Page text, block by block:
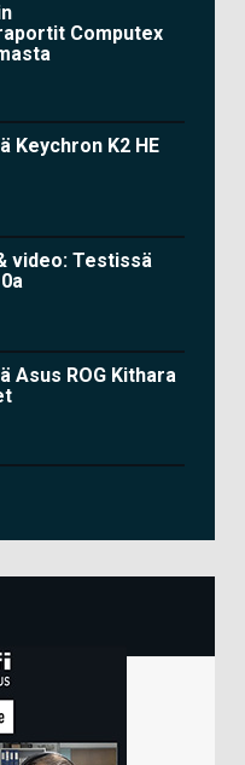
Computex
Keychron K2 HE
video: Testissä
Asus ROG Kithara